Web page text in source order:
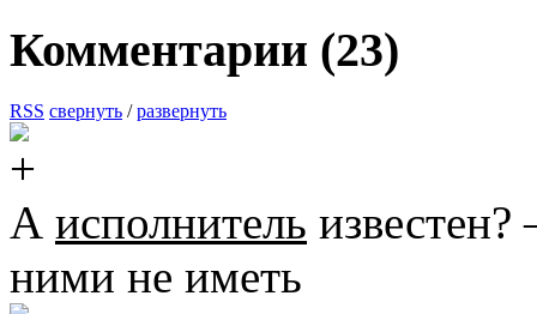
Комментарии (23)
RSS свернуть /развернуть
А исполнитель
ними не иметь